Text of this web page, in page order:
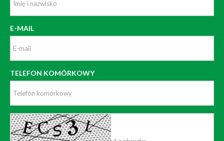
E-MAIL
TELEFON KOMÓRKOWY